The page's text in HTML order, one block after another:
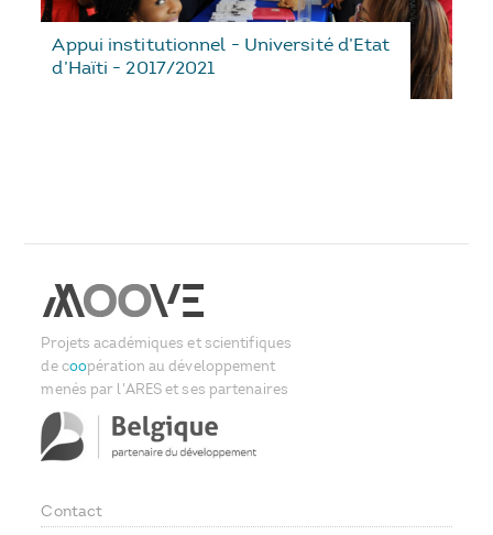
Appui institutionnel - Université d’Etat
d’Haïti - 2017/2021
Projets académiques et scientifiques
de coopération au développement
menés par l'ARES et ses partenaires
Contact